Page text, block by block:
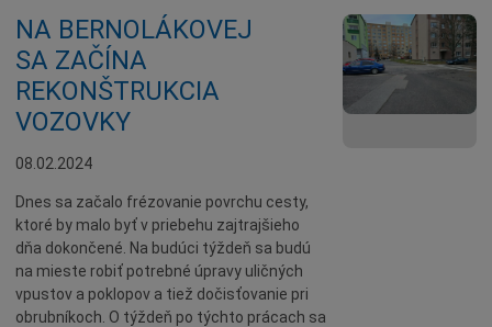
NA BERNOLÁKOVEJ
SA ZAČÍNA
REKONŠTRUKCIA
VOZOVKY
08.02.2024
Dnes sa začalo frézovanie povrchu cesty,
ktoré by malo byť v priebehu zajtrajšieho
dňa dokončené. Na budúci týždeň sa budú
na mieste robiť potrebné úpravy uličných
vpustov a poklopov a tiež dočisťovanie pri
obrubníkoch. O týždeň po týchto prácach sa